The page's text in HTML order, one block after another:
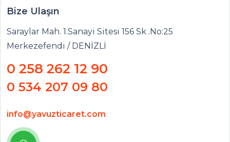
Bize Ulaşın
Saraylar Mah. 1.Sanayi Sitesi 156 Sk .No:25
Merkezefendi / DENİZLİ
0 258 262 12 90
0 534 207 09 80
info@yavuzticaret.com